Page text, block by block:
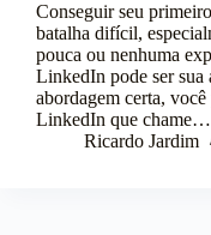
Conseguir seu
batalha difícil,
pouca ou nenhuma
LinkedIn pode ser sua
abordagem certa,
LinkedIn que chame…
Ricardo Jardim